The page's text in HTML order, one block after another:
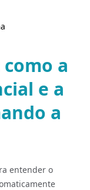
a
e a
a
entender o